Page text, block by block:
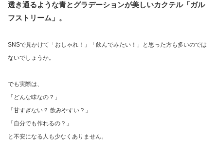
透き通るような青とグラデーションが美しいカクテル「ガル
フストリーム」。
SNSで見かけて「おしゃれ！」「飲んでみたい！」と思った方も多いのでは
ないでしょうか。
でも実際は、
「どんな味なの？」
「甘すぎない？ 飲みやすい？」
「自分でも作れるの？」
と不安になる人も少なくありません。